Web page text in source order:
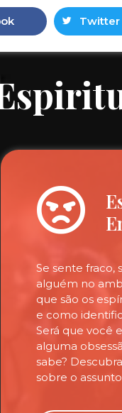
Twitter
Se sente fraco,
alguém no
que são os
e como
Será que você
alguma
sabe?
sobre o